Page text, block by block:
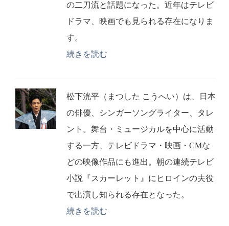
の二刀流と話題になった。近年はテレビ
ドラマ、映画でも見られる存在になりま
す。
続きを読む
松下洸平（まつした こうへい）は、日本
の俳優、シンガーソングライター、タレ
ント。舞台・ミュージカルを中心に活動
する一方、テレビドラマ・映画・CMな
どの映像作品にも進出。朝の連続テレビ
小説『スカーレット』にヒロインの夫役
で出演し知られる存在となった。
続きを読む